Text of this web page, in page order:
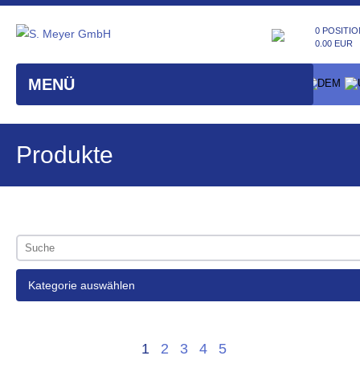
MENÜ
0
0.00 EUR
Produkte
Kategorie auswählen
1 2 3 4 5